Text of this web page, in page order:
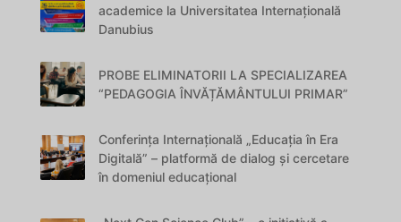
academice la Universitatea Internațională
Danubius
PROBE ELIMINATORII LA SPECIALIZAREA
“PEDAGOGIA ÎNVĂȚĂMÂNTULUI PRIMAR”
Conferința Internațională „Educația în Era
Digitală” – platformă de dialog și cercetare
în domeniul educațional